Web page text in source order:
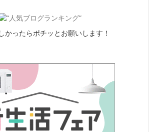
かったらポチッとお願いします！